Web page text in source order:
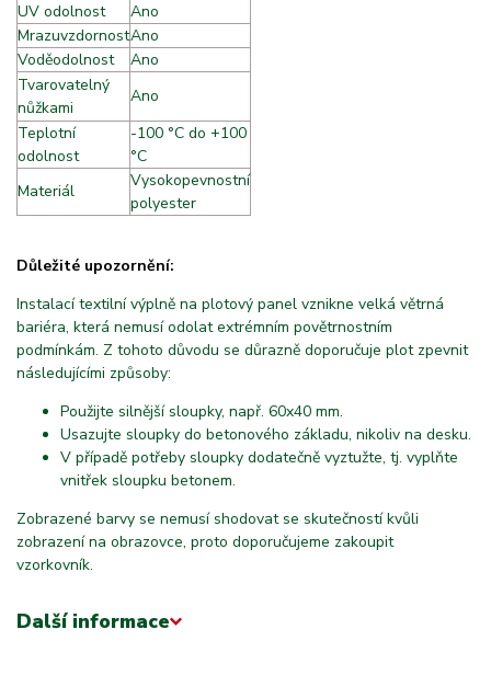
UV odolnost
Ano
MrazuvzdornostAno
Voděodolnost
Ano
Tvarovatelný
nůžkami
Ano
Teplotní
odolnost
-100 °C do +100
°C
Materiál
Vysokopevnostní
polyester
Důležité upozornění:
Instalací textilní výplně na plotový panel vznikne velká větrná
bariéra, která nemusí odolat extrémním povětrnostním
podmínkám. Z tohoto důvodu se důrazně doporučuje plot zpevnit
následujícími způsoby:
Použijte silnější sloupky, např. 60x40 mm.
Usazujte sloupky do betonového základu, nikoliv na desku.
V případě potřeby sloupky dodatečně vyztužte, tj. vyplňte
vnitřek sloupku betonem.
Zobrazené barvy se nemusí shodovat se skutečností kvůli
zobrazení na obrazovce, proto doporučujeme zakoupit
vzorkovník.
Další informace